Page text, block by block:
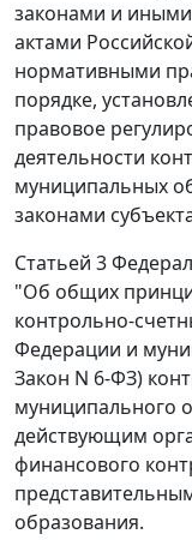
законами и
актами
нормативными
порядке,
правовое
деятельности
муниципальных
законами
Статьей 3
"Об общих
контрольно-
Федерации и
Закон N 6-ФЗ)
муниципального
действующим
финансового
образования.